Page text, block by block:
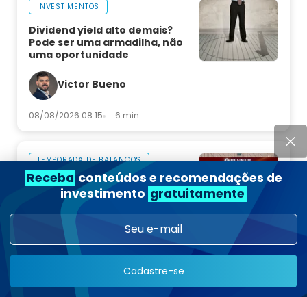
INVESTIMENTOS
Dividend yield alto demais?
Pode ser uma armadilha, não
uma oportunidade
Victor Bueno
08/08/2026 08:15 6 min
TEMPORADA DE BALANÇOS
Renner corta guidance de 2026
após impacto da Copa no 2T26
Rafael Ragazi
5 min
Receba conteúdos e recomendações de
investimento gratuitamente
Cadastre-se